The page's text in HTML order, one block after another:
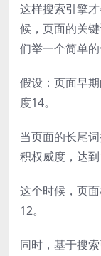
这样搜索引擎
候，页面的关
们举一个简单的
假设：页面早
度14。
当页面的长尾
积权威度，达到
这个时候，页
12。
同时，基于搜